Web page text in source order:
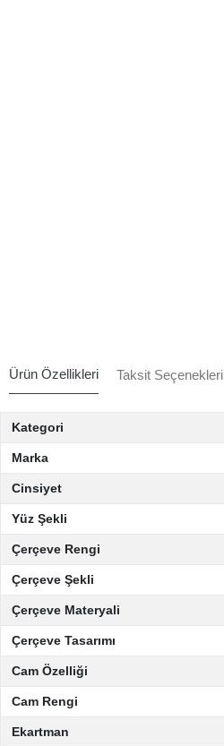
Ürün Özellikleri Taksit Seçenekleri
Kategori
Marka
Cinsiyet
Yüz Şekli
Çerçeve Rengi
Çerçeve Şekli
Çerçeve Materyali
Çerçeve Tasarımı
Cam Özelliği
Cam Rengi
Ekartman